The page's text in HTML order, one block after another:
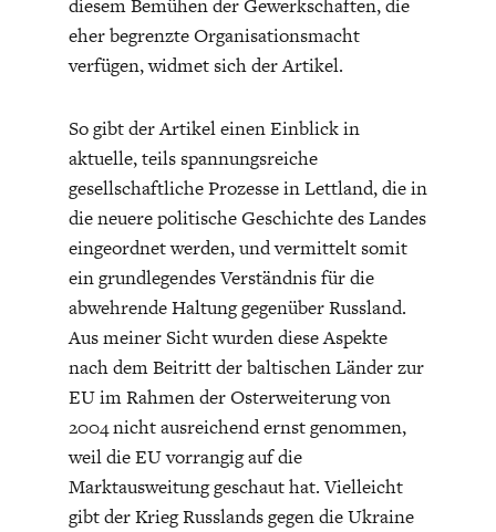
diesem Bemühen der Gewerkschaften, die
eher begrenzte Organisationsmacht
verfügen, widmet sich der Artikel.
So gibt der Artikel einen Einblick in
aktuelle, teils spannungsreiche
gesellschaftliche Prozesse in Lettland, die in
die neuere politische Geschichte des Landes
eingeordnet werden, und vermittelt somit
ein grundlegendes Verständnis für die
abwehrende Haltung gegenüber Russland.
Aus meiner Sicht wurden diese Aspekte
nach dem Beitritt der baltischen Länder zur
EU im Rahmen der Osterweiterung von
2004 nicht ausreichend ernst genommen,
weil die EU vorrangig auf die
Marktausweitung geschaut hat. Vielleicht
gibt der Krieg Russlands gegen die Ukraine